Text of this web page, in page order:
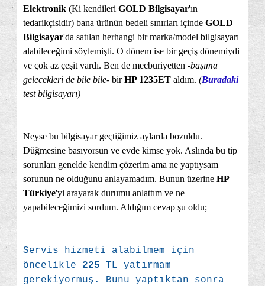
Elektronik (Ki kendileri GOLD Bilgisayar'ın
tedarikçisidir) bana ürünün bedeli sınırları içinde GOLD
Bilgisayar'da satılan herhangi bir marka/model bilgisayarı
alabileceğimi söylemişti. O dönem ise bir geçiş dönemiydi
ve çok az çeşit vardı. Ben de mecburiyetten -başıma
gelecekleri de bile bile- birHP 1235ET aldım. (Buradaki
test bilgisayarı)
Neyse bu bilgisayar geçtiğimiz aylarda bozuldu.
Düğmesine basıyorsun ve evde kimse yok. Aslında bu tip
sorunları genelde kendim çözerim ama ne yaptıysam
sorunun ne olduğunu anlayamadım. Bunun üzerine HP
Türkiye'yi arayarak durumu anlattım ve ne
yapabileceğimizi sordum. Aldığım cevap şu oldu;
Servis hizmeti alabilmem için
öncelikle 225 TL yatırmam
gerekiyormuş. Bunu yaptıktan sonra